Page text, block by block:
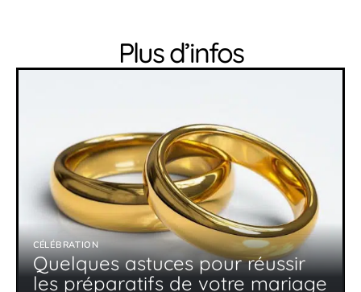
Plus d’infos
CÉLÉBRATION
Quelques astuces pour réussir
les préparatifs de votre mariage